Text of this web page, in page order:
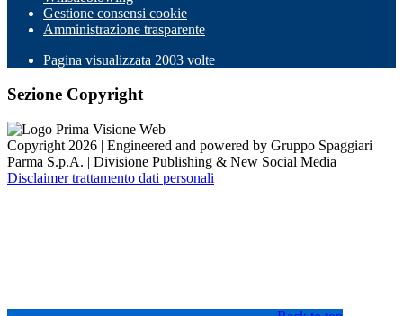
Gestione consensi cookie
Amministrazione trasparente
Pagina visualizzata 2003 volte
Sezione Copyright
Copyright 2026 | Engineered and powered by Gruppo Spaggiari
Parma S.p.A. | Divisione Publishing & New Social Media
Disclaimer trattamento dati personali